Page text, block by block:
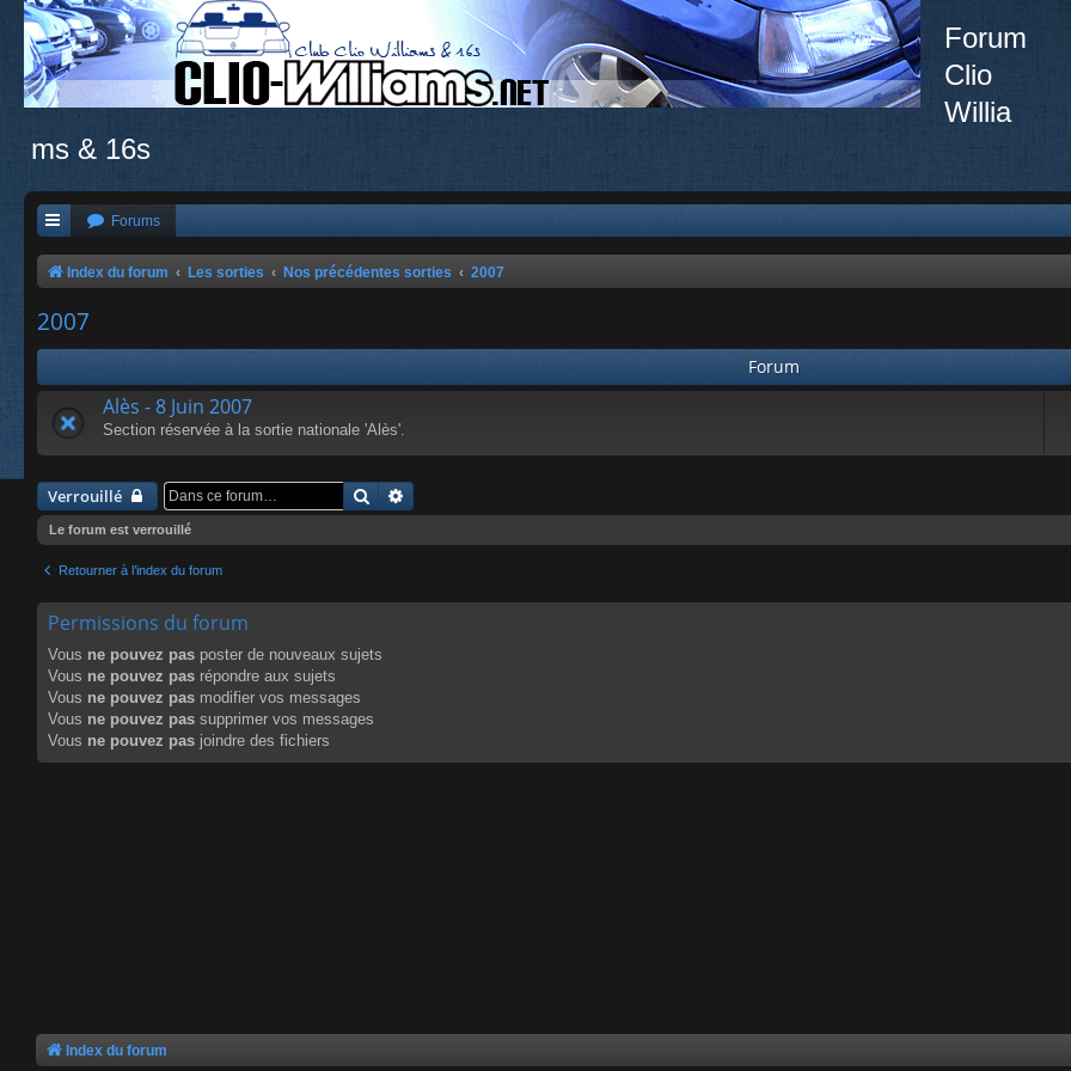
Forum
Clio
Willia
ms & 16s
Forums
Index du forum Les sorties Nos précédentes sorties 2007
2007
Forum
Alès - 8 Juin 2007
Section réservée à la sortie nationale 'Alès'.
Verrouillé Rechercher
Le forum est verrouillé
Retourner à l’index du forum
Permissions du forum
Vous ne pouvez pas poster de nouveaux sujets
Vous ne pouvez pas répondre aux sujets
Vous ne pouvez pas modifier vos messages
Vous ne pouvez pas supprimer vos messages
Vous ne pouvez pas joindre des fichiers
Index du forum